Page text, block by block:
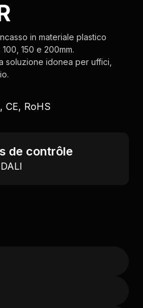
in materiale plastico
150 e 200mm.
soluzione idonea per uffici,
CE, RoHS
de contrôle
DALI